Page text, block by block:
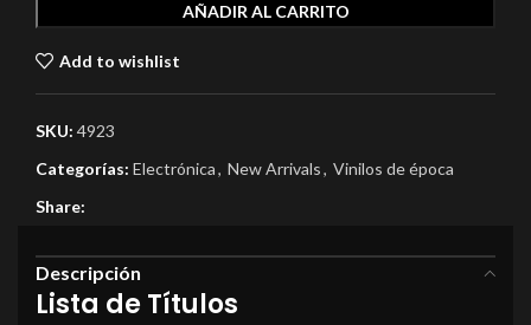
AÑADIR AL CARRITO
Add to wishlist
SKU: 4923
Categorías: Electrónica, New Arrivals, Vinilos de época
Share:
Descripción
Lista de Títulos